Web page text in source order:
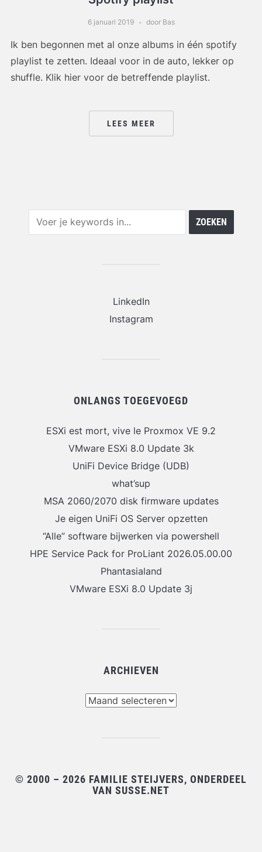
6 januari 2019 door Bas
Ik ben begonnen met al onze albums in één spotify
playlist te zetten. Ideaal voor in de auto, lekker op
shuffle. Klik hier voor de betreffende playlist.
LEES MEER
LinkedIn
Instagram
ONLANGS TOEGEVOEGD
ESXi est mort, vive le Proxmox VE 9.2
VMware ESXi 8.0 Update 3k
UniFi Device Bridge (UDB)
what’sup
MSA 2060/2070 disk firmware updates
Je eigen UniFi OS Server opzetten
“Alle” software bijwerken via powershell
HPE Service Pack for ProLiant 2026.05.00.00
Phantasialand
VMware ESXi 8.0 Update 3j
ARCHIEVEN
© 2000 – 2026 FAMILIE STEIJVERS, ONDERDEEL
VAN SUSSE.NET